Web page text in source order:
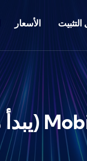
التثبيت الأسعار